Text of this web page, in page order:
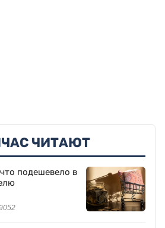
ЧИТАЮТ
подешевело в